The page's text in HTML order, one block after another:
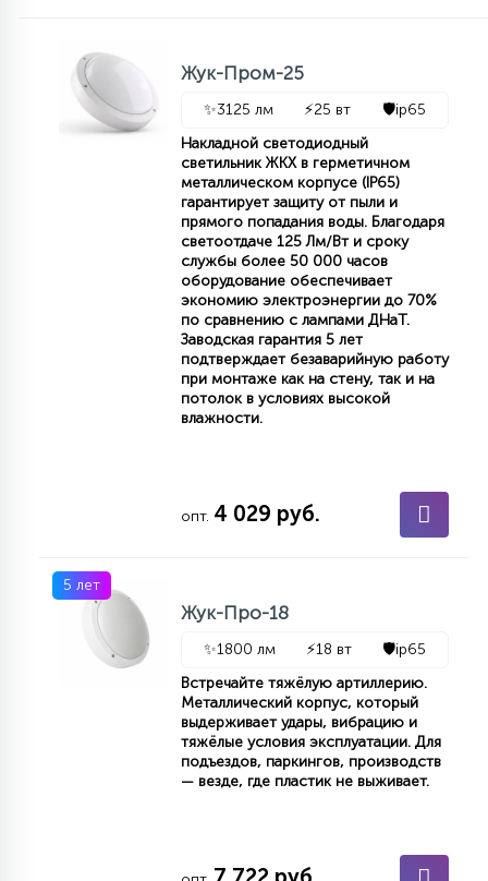
Жук-Пром-25
✨3125 лм ⚡25 вт 🛡️ip65
Накладной светодиодный
светильник ЖКХ в герметичном
металлическом корпусе (IP65)
гарантирует защиту от пыли и
прямого попадания воды. Благодаря
светоотдаче 125 Лм/Вт и сроку
службы более 50 000 часов
оборудование обеспечивает
экономию электроэнергии до 70%
по сравнению с лампами ДНаТ.
Заводская гарантия 5 лет
подтверждает безаварийную работу
при монтаже как на стену, так и на
потолок в условиях высокой
влажности.
опт. 4 029 руб.
5 лет
Жук-Про-18
✨1800 лм ⚡18 вт 🛡️ip65
Встречайте тяжёлую артиллерию.
Металлический корпус, который
выдерживает удары, вибрацию и
тяжёлые условия эксплуатации. Для
подъездов, паркингов, производств
— везде, где пластик не выживает.